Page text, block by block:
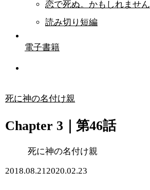
恋で死ぬ。かもしれません
読み切り短編
電子書籍
死に神の名付け親
Chapter 3｜第46話
死に神の名付け親
2018.08.212020.02.23